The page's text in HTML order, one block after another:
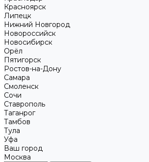
Красноярск
Липецк
Нижний Новгород
Новороссийск
Новосибирск
Орёл
Пятигорск
Ростов-на-Дону
Самара
Смоленск
Сочи
Ставрополь
Таганрог
Тамбов
Тула
Уфа
Ваш город
Москва